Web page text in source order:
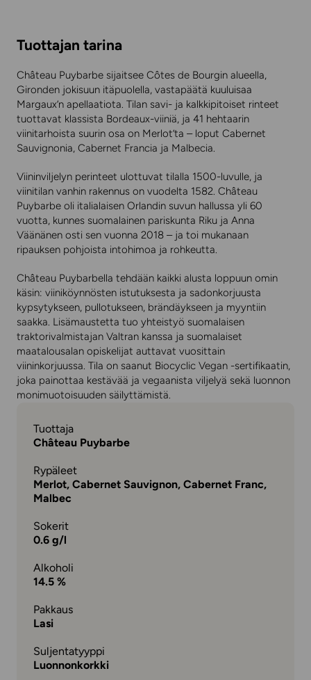
Tuottajan tarina
Château Puybarbe sijaitsee Côtes de Bourgin alueella,
Gironden jokisuun itäpuolella, vastapäätä kuuluisaa
Margaux’n apellaatiota. Tilan savi- ja kalkkipitoiset rinteet
tuottavat klassista Bordeaux-viiniä, ja 41 hehtaarin
viinitarhoista suurin osa on Merlot’ta – loput Cabernet
Sauvignonia, Cabernet Francia ja Malbecia.
Viininviljelyn perinteet ulottuvat tilalla 1500-luvulle, ja
viinitilan vanhin rakennus on vuodelta 1582. Château
Puybarbe oli italialaisen Orlandin suvun hallussa yli 60
vuotta, kunnes suomalainen pariskunta Riku ja Anna
Väänänen osti sen vuonna 2018 – ja toi mukanaan
ripauksen pohjoista intohimoa ja rohkeutta.
Château Puybarbella tehdään kaikki alusta loppuun omin
käsin: viiniköynnösten istutuksesta ja sadonkorjuusta
kypsytykseen, pullotukseen, brändäykseen ja myyntiin
saakka. Lisämaustetta tuo yhteistyö suomalaisen
traktorivalmistajan Valtran kanssa ja suomalaiset
maatalousalan opiskelijat auttavat vuosittain
viininkorjuussa. Tila on saanut Biocyclic Vegan -sertifikaatin,
joka painottaa kestävää ja vegaanista viljelyä sekä luonnon
monimuotoisuuden säilyttämistä.
Tuottaja
Château Puybarbe
Rypäleet
Merlot, Cabernet Sauvignon, Cabernet Franc,
Malbec
Sokerit
0.6 g/l
Alkoholi
14.5 %
Pakkaus
Lasi
Suljentatyyppi
Luonnonkorkki